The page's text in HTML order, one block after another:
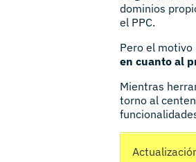
dominios
el PPC.
Pero el
en cuanto al
Mientras
torno al